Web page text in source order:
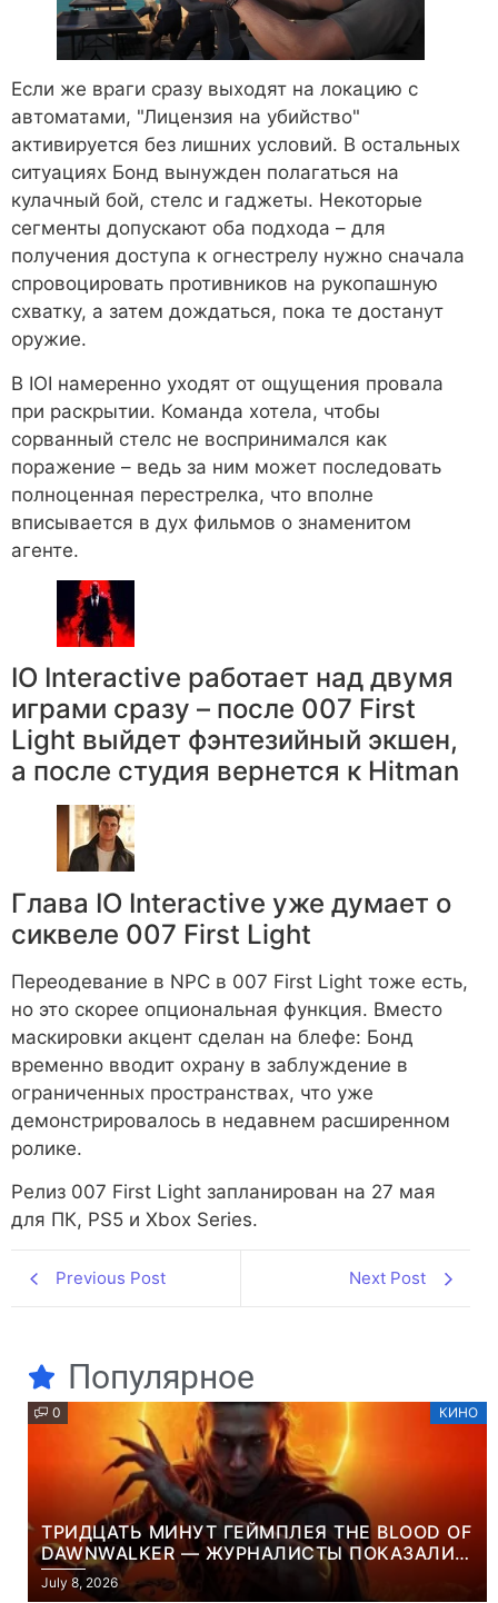
Если же враги сразу выходят на локацию с
автоматами, "Лицензия на убийство"
активируется без лишних условий. В остальных
ситуациях Бонд вынужден полагаться на
кулачный бой, стелс и гаджеты. Некоторые
сегменты допускают оба подхода – для
получения доступа к огнестрелу нужно сначала
спровоцировать противников на рукопашную
схватку, а затем дождаться, пока те достанут
оружие.
В IOI намеренно уходят от ощущения провала
при раскрытии. Команда хотела, чтобы
сорванный стелс не воспринимался как
поражение – ведь за ним может последовать
полноценная перестрелка, что вполне
вписывается в дух фильмов о знаменитом
агенте.
IO Interactive работает над двумя
играми сразу – после 007 First
Light выйдет фэнтезийный экшен,
а после студия вернется к Hitman
Глава IO Interactive уже думает о
сиквеле 007 First Light
Переодевание в NPC в 007 First Light тоже есть,
но это скорее опциональная функция. Вместо
маскировки акцент сделан на блефе: Бонд
временно вводит охрану в заблуждение в
ограниченных пространствах, что уже
демонстрировалось в недавнем расширенном
ролике.
Релиз 007 First Light запланирован на 27 мая
для ПК, PS5 и Xbox Series.
Previous Post Next Post
Популярное
0 КИНО
ТРИДЦАТЬ МИНУТ ГЕЙМПЛЕЯ THE BLOOD OF
DAWNWALKER — ЖУРНАЛИСТЫ ПОКАЗАЛИ
НАЧАЛО НОВОЙ ИГРЫ ОТ ВЕТЕРАНОВ CD
PROJEKT RED
July 8, 2026